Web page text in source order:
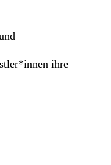
ihre